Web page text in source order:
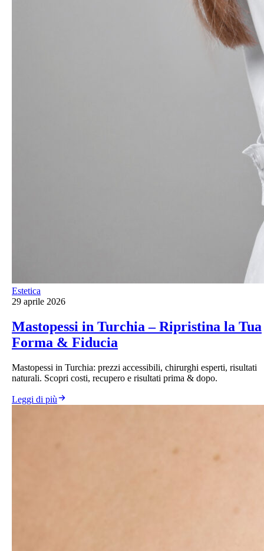
Estetica
29 aprile 2026
Mastopessi in Turchia – Ripristina la Tua
Forma & Fiducia
Mastopessi in Turchia: prezzi accessibili, chirurghi esperti, risultati
naturali. Scopri costi, recupero e risultati prima & dopo.
Leggi di più